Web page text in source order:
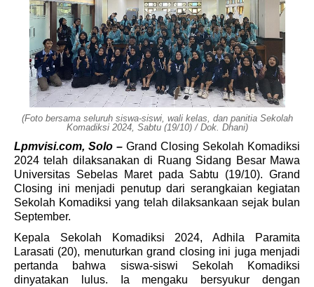
(Foto bersama seluruh siswa-siswi, wali kelas, dan panitia Sekolah
Komadiksi2024, Sabtu (19/10) / Dok. Dhani)
Lpmvisi.com, Solo – Grand Closing Sekolah Komadiksi
2024 telah dilaksanakan di Ruang Sidang Besar Mawa
Universitas Sebelas Maret pada Sabtu (19/10). Grand
Closing ini menjadi penutup dari serangkaian kegiatan
Sekolah Komadiksi yang telah dilaksankaan sejak bulan
September.
Kepala Sekolah Komadiksi 2024, Adhila Paramita
Larasati (20), menuturkan grand closing ini juga menjadi
pertanda bahwa siswa-siswi Sekolah Komadiksi
dinyatakan lulus. Ia mengaku bersyukur dengan